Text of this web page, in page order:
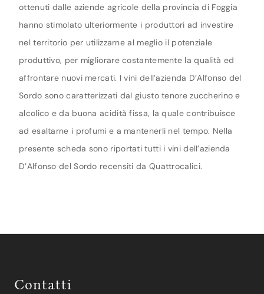
ottenuti dalle aziende agricole della provincia di Foggia
hanno stimolato ulteriormente i produttori ad investire
nel territorio per utilizzarne al meglio il potenziale
produttivo, per migliorare costantemente la qualità ed
affrontare nuovi mercati. I vini dell’azienda D’Alfonso del
Sordo sono caratterizzati dal giusto tenore zuccherino e
alcolico e da buona acidità fissa, la quale contribuisce
ad esaltarne i profumi e a mantenerli nel tempo. Nella
presente scheda sono riportati tutti i vini dell’azienda
D’Alfonso del Sordo recensiti da Quattrocalici.
Contatti